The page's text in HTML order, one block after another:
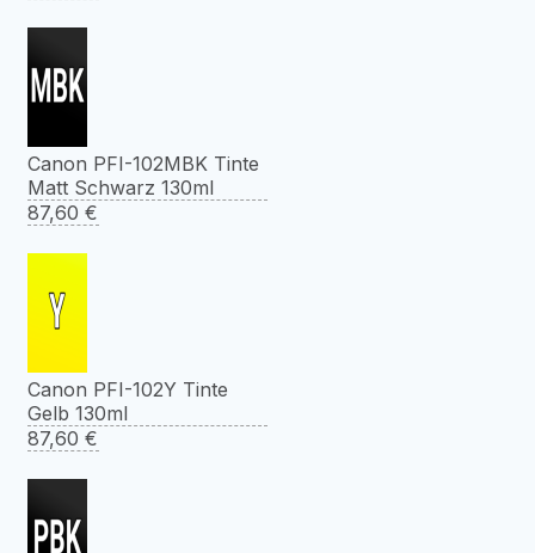
Canon PFI-102MBK Tinte
Matt Schwarz 130ml
87,60 €
Canon PFI-102Y Tinte
Gelb 130ml
87,60 €